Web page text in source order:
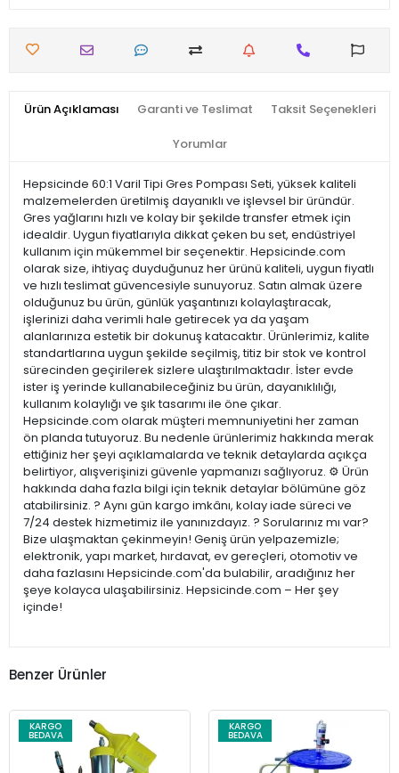
Ürün Açıklaması Garanti ve Teslimat Taksit Seçenekleri
Yorumlar
Hepsicinde 60:1 Varil Tipi Gres Pompası Seti, yüksek kaliteli
malzemelerden üretilmiş dayanıklı ve işlevsel bir üründür.
Gres yağlarını hızlı ve kolay bir şekilde transfer etmek için
idealdir. Uygun fiyatlarıyla dikkat çeken bu set, endüstriyel
kullanım için mükemmel bir seçenektir. Hepsicinde.com
olarak size, ihtiyaç duyduğunuz her ürünü kaliteli, uygun fiyatlı
ve hızlı teslimat güvencesiyle sunuyoruz. Satın almak üzere
olduğunuz bu ürün, günlük yaşantınızı kolaylaştıracak,
işlerinizi daha verimli hale getirecek ya da yaşam
alanlarınıza estetik bir dokunuş katacaktır. Ürünlerimiz, kalite
standartlarına uygun şekilde seçilmiş, titiz bir stok ve kontrol
sürecinden geçirilerek sizlere ulaştırılmaktadır. İster evde
ister iş yerinde kullanabileceğiniz bu ürün, dayanıklılığı,
kullanım kolaylığı ve şık tasarımı ile öne çıkar.
Hepsicinde.com olarak müşteri memnuniyetini her zaman
ön planda tutuyoruz. Bu nedenle ürünlerimiz hakkında merak
ettiğiniz her şeyi açıklamalarda ve teknik detaylarda açıkça
belirtiyor, alışverişinizi güvenle yapmanızı sağlıyoruz. ⚙️ Ürün
hakkında daha fazla bilgi için teknik detaylar bölümüne göz
atabilirsiniz. ? Aynı gün kargo imkânı, kolay iade süreci ve
7/24 destek hizmetimiz ile yanınızdayız. ? Sorularınız mı var?
Bize ulaşmaktan çekinmeyin! Geniş ürün yelpazemizle;
elektronik, yapı market, hırdavat, ev gereçleri, otomotiv ve
daha fazlasını Hepsicinde.com'da bulabilir, aradığınız her
şeye kolayca ulaşabilirsiniz. Hepsicinde.com – Her şey
içinde!
Benzer Ürünler
KARGO
BEDAVA
KARGO
BEDAVA